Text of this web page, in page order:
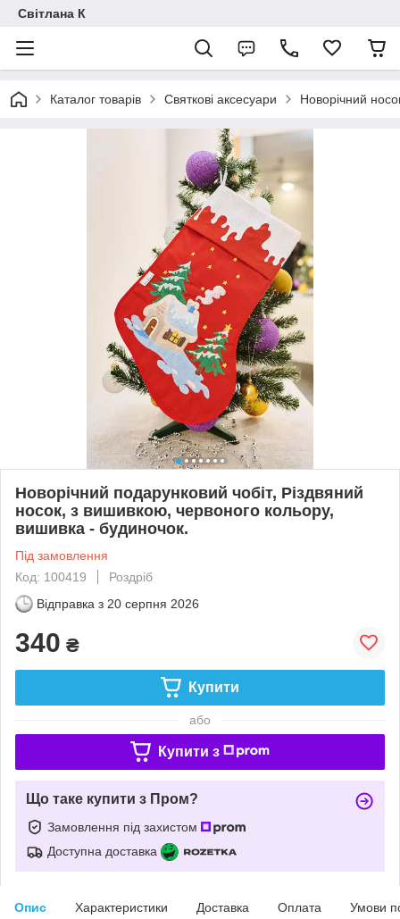
Світлана К
Каталог товарів Святкові аксесуари Новорічний
Новорічний подарунковий чобіт, Різдвяний
носок, з вишивкою, червоного кольору,
вишивка - будиночок.
Під замовлення
Код: 100419
Роздріб
Відправка з 20 серпня 2026
340 ₴
Купити
або
Купити з
Що таке купити з Пром?
Замовлення під захистом
Доступна доставка
Опис Характеристики Доставка Оплата Умови